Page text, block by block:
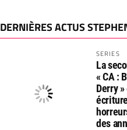
DERNIÈRES ACTUS
SERIES
La
« CA :
Derry
des